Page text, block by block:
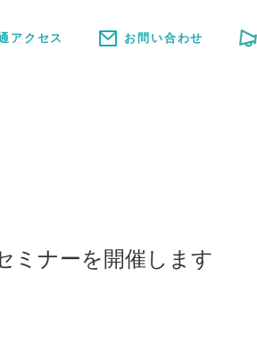
アクセス お問い合わせ
ミナーを開催します